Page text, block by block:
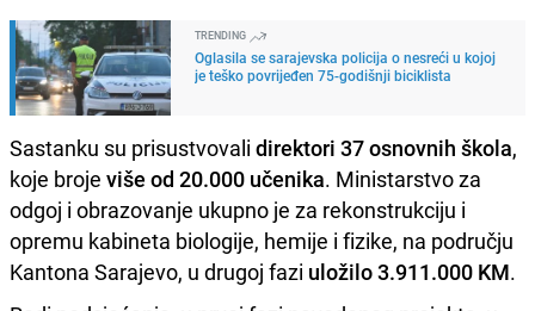
TRENDING
Oglasila se sarajevska policija o nesreći u kojoj
je teško povrijeđen 75-godišnji biciklista
Sastanku su prisustvovali direktori 37 osnovnih škola,
koje broje više od 20.000 učenika. Ministarstvo za
odgoj i obrazovanje ukupno je za rekonstrukciju i
opremu kabineta biologije, hemije i fizike, na području
Kantona Sarajevo, u drugoj fazi uložilo 3.911.000 KM.